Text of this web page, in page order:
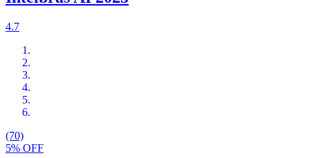
4.7
(70)
5% OFF